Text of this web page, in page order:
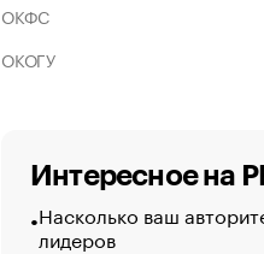
ОКФС
ОКОГУ
Интересное на
Насколько ваш
лидеров